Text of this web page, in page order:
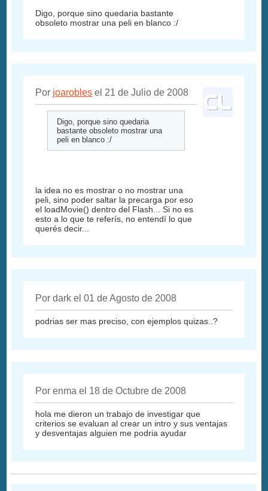
Digo, porque sino quedaria bastante
obsoleto mostrar una peli en blanco :/
Por joarobles el 21 de Julio de 2008
Digo, porque sino quedaria
bastante obsoleto mostrar una
peli en blanco :/
la idea no es mostrar o no mostrar una
peli, sino poder saltar la precarga por eso
el loadMovie() dentro del Flash... Si no es
esto a lo que te referís, no entendí lo que
querés decir...
Por dark el 01 de Agosto de 2008
podrias ser mas preciso, con ejemplos quizas..?
Por enma el 18 de Octubre de 2008
hola me dieron un trabajo de investigar que
criterios se evaluan al crear un intro y sus ventajas
y desventajas alguien me podria ayudar